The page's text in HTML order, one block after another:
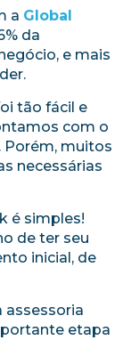
a Global
da
e mais
tão fácil e
com o
Porém, muitos
necessárias
é simples!
de ter seu
inicial, de
assessoria
etapa